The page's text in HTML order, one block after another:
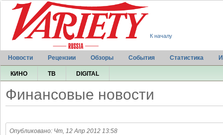
К началу
Новости Рецензии Обзоры События Статистика
КИНО ТВ DIGITAL
Финансовые новости
Опубликовано: Чт, 12 Апр 2012 13:58